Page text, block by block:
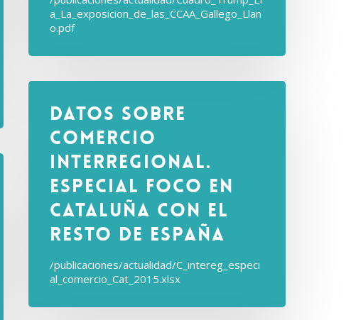
a_La_exposicion_de_las_CCAA_Gallego_Llan
o.pdf
Datos sobre
comercio
interregional.
Especial Foco en
Cataluña con el
Resto de España
/publicaciones/actualidad/C_intereg_especi
al_comercio_Cat_2015.xlsx